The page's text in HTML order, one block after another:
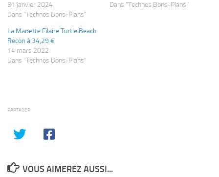
31 janvier 2024
Dans "Technos Bons-Plans"
Dans "Technos Bons-Plans"
La Manette Filaire Turtle Beach
Recon à 34,29 €
14 mars 2022
Dans "Technos Bons-Plans"
PARTAGER
VOUS AIMEREZ AUSSI...